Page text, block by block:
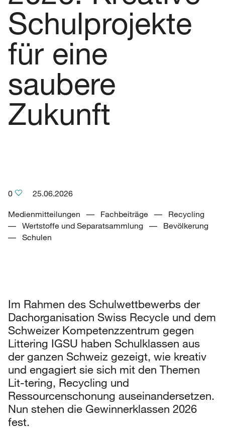
Schulprojekte
für eine
saubere
Zukunft
0 25.06.2026
Medienmitteilungen –– Fachbeiträge –– Recycling
–– Wertstoffe und Separatsammlung –– Bevölkerung
–– Schulen
Im Rahmen des Schulwettbewerbs der
Dachorganisation Swiss Recycle und dem
Schweizer Kompetenzzentrum gegen
Littering IGSU haben Schulklassen aus
der ganzen Schweiz gezeigt, wie kreativ
und engagiert sie sich mit den Themen
Lit-tering, Recycling und
Ressourcenschonung auseinandersetzen.
Nun stehen die Gewinnerklassen 2026
fest.